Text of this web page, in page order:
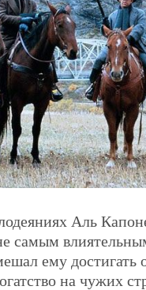
Аль
самым
ему достигать
на чужих